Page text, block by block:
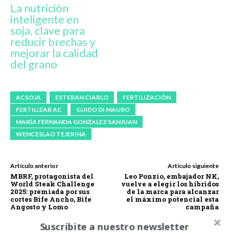
La nutrición
inteligente en
soja, clave para
reducir brechas y
mejorar la calidad
del grano
ACSOJA ESTEBAN CIARLO
FERTILIZACIÓN
FERTILIZAR AC
GUIDO DI MAURO
MARÍA FERNANDA GONZALEZ SANJUAN
WENCESLAO TEJERINA
Artículo anterior
MBRF, protagonista del
World Steak Challenge
2025: premiada por sus
cortes Bife Ancho, Bife
Angosto y Lomo
Artículo siguiente
Leo Ponzio, embajador NK,
vuelve a elegir los híbridos
de la marca para alcanzar
el máximo potencial esta
campaña
Suscribite a nuestro newsletter